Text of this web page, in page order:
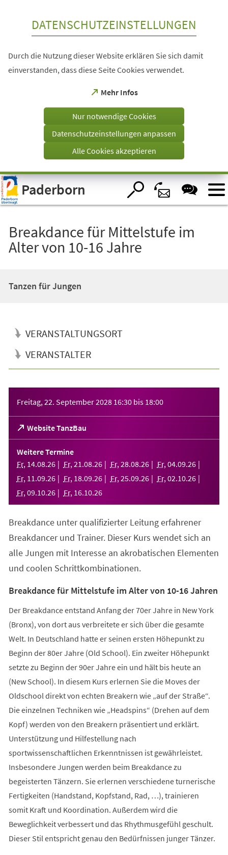
Visuelle
Assistenzsoftware
öffnen.
DATENSCHUTZEINSTELLUNGEN
Durch die Nutzung dieser Website erklären Sie sich damit
einverstanden, dass diese Seite Cookies verwendet.
Mehr Infos
(Öffnet
einem
Tab)
Nur notwendige Cookies
Datenschutzeinstellungen anpassen
Alle Cookies akzeptieren
Paderborn
Breakdance für Mittelstufe im
Alter von 10-16 Jahre
Tanzen für Jungen
VERANSTALTUNGSORT
VERANSTALTER
Freitag, 22. September 2028 16:30 bis 18:00
Website TanzBau
(Öffnet
in
einem
neuen
Tab)
Weitere Termine
Fr, 14.08.26 Fr, 21 .08.26 Fr, 28.08.26 Fr, 04.09.26
Fr, 11 .09.26 Fr, 18.09.26 Fr, 25.09.26 Fr, 02.10.26
Fr, 09.10.26 Fr, 16.10.26
Breakdance unter qualifizierter Leitung erfahrener
Breakdancer und Trainer. Dieser Kurs wendet sich an
alle Jungen mit Interesse an akrobatischen Elementen
und coolen Schrittkombinationen.
Breakdance für Mittelstufe im Alter von 10-16 Jahren
Der Breakdance entstand Anfang der 70er Jahre in New York
(Bronx), von dort aus verbreitete er sich über die gesamte
Welt. In Deutschland hatte er seinen ersten Höhepunkt zu
Beginn der 80er Jahre (Old School). Ein zweiter Höhepunkt
setzte zu Beginn der 90er Jahre ein und hält bis heute an
(New School). In diesem Kurs erlernen Sie die Moves der
Oldschool direkt von echten Breakern wie „auf der Straße“.
Die einzelnen Techniken wie „Headspins“ (Drehen auf dem
Kopf) werden von den Breakern präsentiert und erklärt.
Unterstützung und Hilfestellung nach
sportwissenschaftlichen Erkenntnissen ist gewährleistet.
Insbesondere Jungen werden beim Breakdance zu
begeisterten Tänzern. Sie erlernen verschiedene turnerische
Fertigkeiten (Handstand, Kopfstand, Rad, …), trainieren
somit Kraft und Koordination. Außerdem wird die
Beweglichkeit verbessert und das Rhythmusgefühl geschult.
Dieser Stil entspricht genau den Bedürfnissen junger Tänzer.